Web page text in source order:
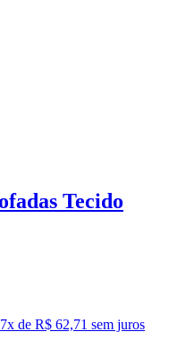
Tecido
7x de R$ 62,71 sem juros